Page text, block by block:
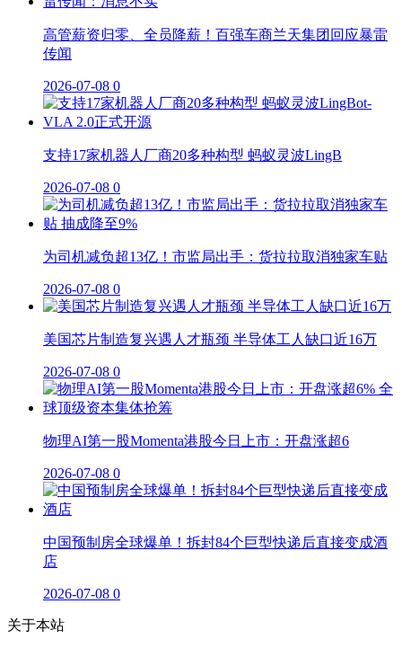
高管薪资归零、全员降薪！百强车商兰天集团回应暴雷
传闻
2026-07-08 0
支持17家机器人厂商20多种构型 蚂蚁灵波LingB
2026-07-08 0
为司机减负超13亿！市监局出手：货拉拉取消独家车贴
2026-07-08 0
美国芯片制造复兴遇人才瓶颈 半导体工人缺口近16万
2026-07-08 0
物理AI第一股Momenta港股今日上市：开盘涨超6
2026-07-08 0
中国预制房全球爆单！拆封84个巨型快递后直接变成酒
店
2026-07-08 0
关于本站